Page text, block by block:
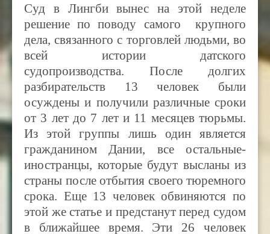
Cуд в Лингби вынес на этой неделе
решение по поводу самого крупного
дела, связанного с торговлей людьми, во
всей истории датского
судопроизводства. После долгих
разбирательств 13 человек были
осуждены и получили различные сроки
от 3 лет до 7 лет и 11 месяцев тюрьмы.
Из этой группы лишь один является
гражданином Дании, все остальные-
иностранцы, которые будут высланы из
страны после отбытия своего тюремного
срока. Еще 13 человек обвиняются по
этой же статье и предстанут перед судом
в ближайшее время. Эти 26 человек